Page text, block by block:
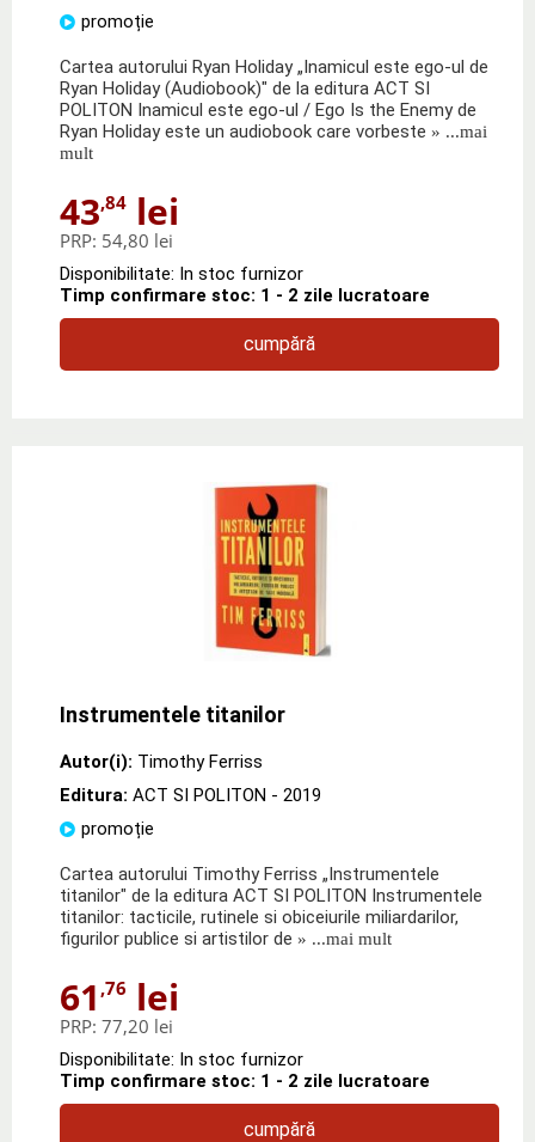
promoție
Cartea autorului Ryan Holiday „Inamicul este ego-ul de
Ryan Holiday (Audiobook)" de la editura ACT SI
POLITON Inamicul este ego-ul / Ego Is the Enemy de
Ryan Holiday este un audiobook care vorbeste » ...mai
mult
43,84 lei
PRP: 54,80 lei
Disponibilitate: In stoc furnizor
Timp confirmare stoc: 1 - 2 zile lucratoare
cumpără
Instrumentele titanilor
Autor(i): Timothy Ferriss
Editura: ACT SI POLITON - 2019
promoție
Cartea autorului Timothy Ferriss „Instrumentele
titanilor" de la editura ACT SI POLITON Instrumentele
titanilor: tacticile, rutinele si obiceiurile miliardarilor,
figurilor publice si artistilor de » ...mai mult
61 ,76 lei
PRP: 77,20 lei
Disponibilitate: In stoc furnizor
Timp confirmare stoc: 1 - 2 zile lucratoare
cumpără